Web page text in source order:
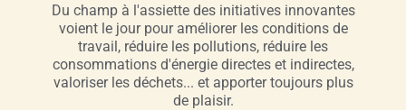
Du champ à l'assiette des initiatives innovantes
voient le jour pour améliorer les conditions de
travail, réduire les pollutions, réduire les
consommations d'énergie directes et indirectes,
valoriser les déchets... et apporter toujours plus
de plaisir.